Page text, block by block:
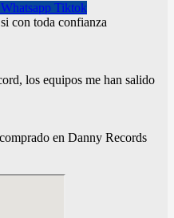
Whatsapp Tiktok
con toda confianza
los equipos me han salido
en Danny Records